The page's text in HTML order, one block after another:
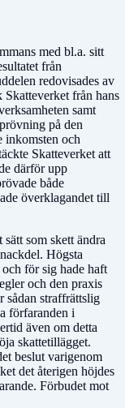
med bl.a. sitt
från
redovisades av
från hans
samt
på den
inkomsten och
Skatteverket att
därför upp
både
överklagandet till
som skett ändra
Högsta
för sig hade haft
och den praxis
sådan straffrättslig
förfaranden i
även om detta
skattetillägget.
beslut varigenom
det återigen höjdes
Förbudet mot